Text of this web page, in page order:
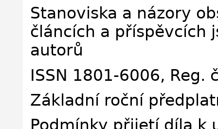
Stanoviska a názory
článcích a příspěvcích
autorů
ISSN 1801-6006, Reg.
Základní roční
Podmínky přijetí díla k